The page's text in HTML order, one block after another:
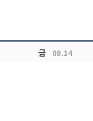
금 08.14